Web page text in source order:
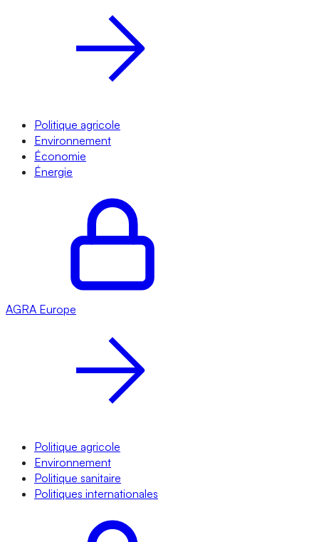
Politique agricole
Environnement
Économie
Énergie
AGRA Europe
Politique agricole
Environnement
Politique sanitaire
Politiques internationales